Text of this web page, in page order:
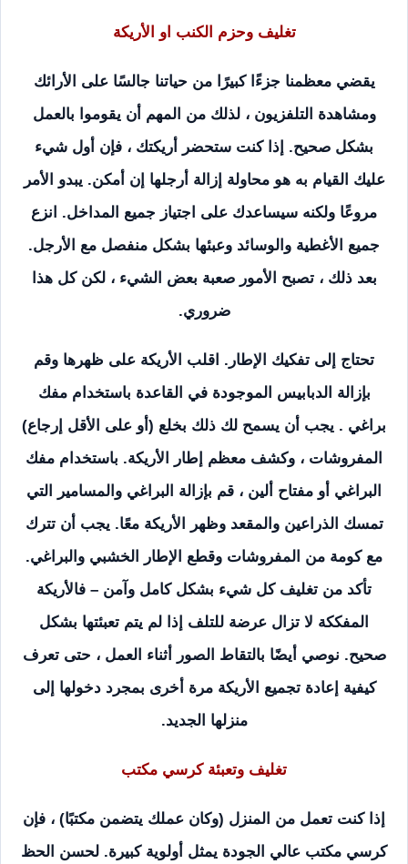
تغليف وحزم الكنب او الأريكة
يقضي معظمنا جزءًا كبيرًا من حياتنا جالسًا على الأرائك
ومشاهدة التلفزيون ، لذلك من المهم أن يقوموا بالعمل
بشكل صحيح. إذا كنت ستحضر أريكتك ، فإن أول شيء
عليك القيام به هو محاولة إزالة أرجلها إن أمكن. يبدو الأمر
مروعًا ولكنه سيساعدك على اجتياز جميع المداخل. انزع
جميع الأغطية والوسائد وعبئها بشكل منفصل مع الأرجل.
بعد ذلك ، تصبح الأمور صعبة بعض الشيء ، لكن كل هذا
ضروري.
تحتاج إلى تفكيك الإطار. اقلب الأريكة على ظهرها وقم
بإزالة الدبابيس الموجودة في القاعدة باستخدام مفك
براغي . يجب أن يسمح لك ذلك بخلع (أو على الأقل إرجاع)
المفروشات ، وكشف معظم إطار الأريكة. باستخدام مفك
البراغي أو مفتاح ألين ، قم بإزالة البراغي والمسامير التي
تمسك الذراعين والمقعد وظهر الأريكة معًا. يجب أن تترك
مع كومة من المفروشات وقطع الإطار الخشبي والبراغي.
تأكد من تغليف كل شيء بشكل كامل وآمن – فالأريكة
المفككة لا تزال عرضة للتلف إذا لم يتم تعبئتها بشكل
صحيح. نوصي أيضًا بالتقاط الصور أثناء العمل ، حتى تعرف
كيفية إعادة تجميع الأريكة مرة أخرى بمجرد دخولها إلى
منزلها الجديد.
تغليف وتعبئة كرسي مكتب
إذا كنت تعمل من المنزل (وكان عملك يتضمن مكتبًا) ، فإن
كرسي مكتب عالي الجودة يمثل أولوية كبيرة. لحسن الحظ